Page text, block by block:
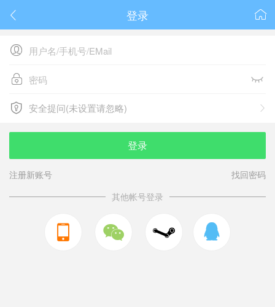
 
登录

 
 
安全提问(未设置请忽略)
安全提问(未设置请忽略)
登录
注册新账号
找回密码
其他帐号登录
  